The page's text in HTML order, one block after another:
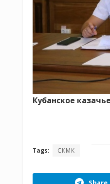
Кубанское
Tags: СКМК